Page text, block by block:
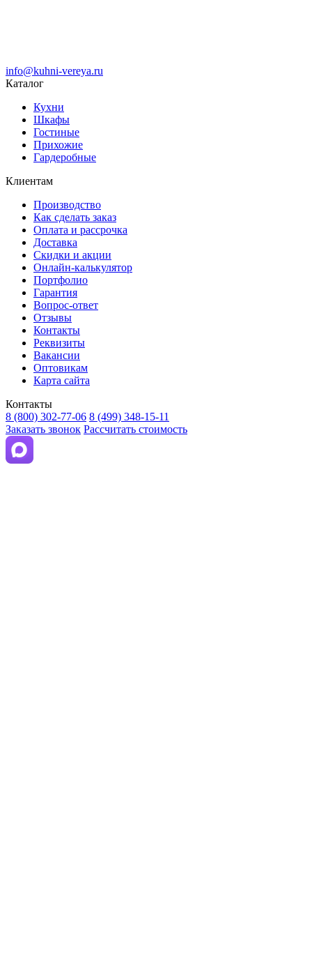
info@kuhni-vereya.ru
Каталог
Кухни
Шкафы
Гостиные
Прихожие
Гардеробные
Клиентам
Производство
Как сделать заказ
Оплата и рассрочка
Доставка
Скидки и акции
Онлайн-калькулятор
Портфолио
Гарантия
Вопрос-ответ
Отзывы
Контакты
Реквизиты
Вакансии
Оптовикам
Карта сайта
Контакты
8 (800) 302-77-06 8 (499) 348-15-11
Заказать звонок Рассчитать стоимость